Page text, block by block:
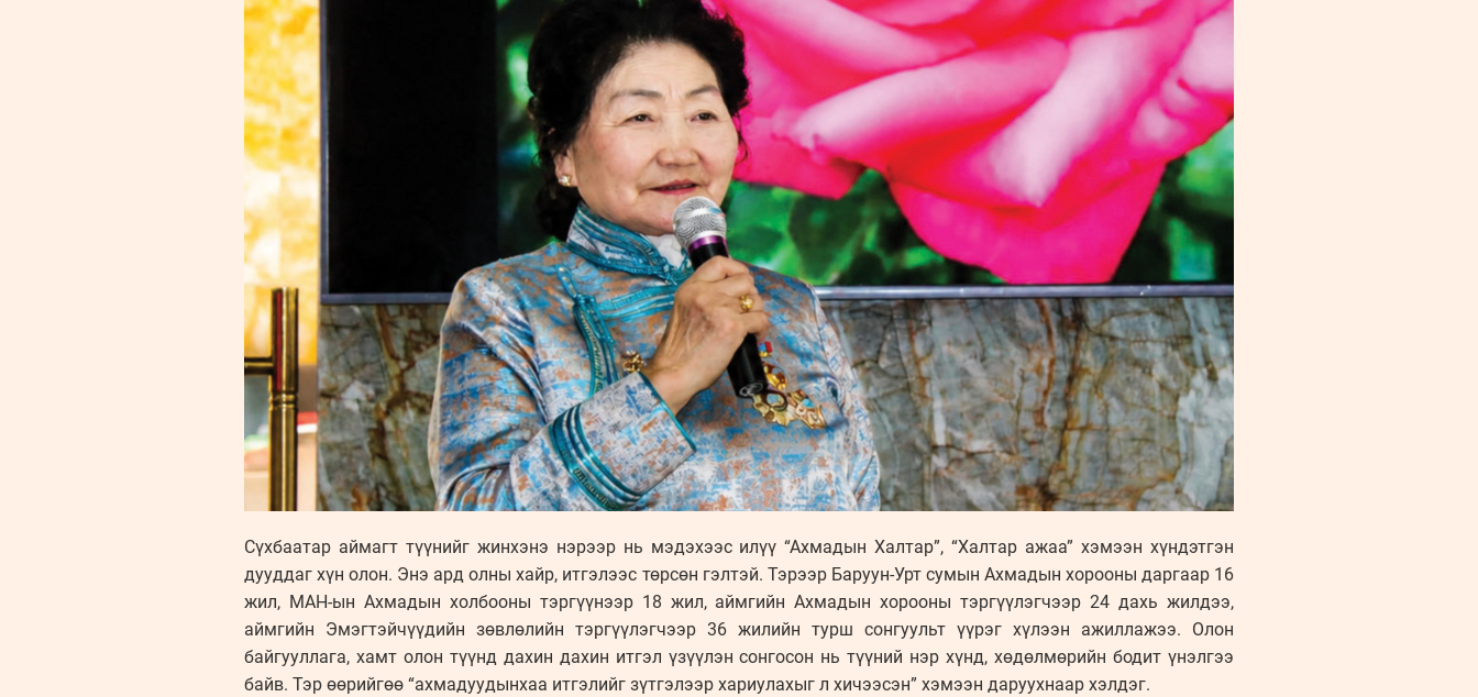
Сүхбаатар аймагт түүнийг жинхэнэ нэрээр нь мэдэхээс илүү “Ахмадын Халтар”, “Халтар ажаа” хэмээн хүндэтгэн
дууддаг хүн олон. Энэ ард олны хайр, итгэлээс төрсөн гэлтэй. Тэрээр Баруун-Урт сумын Ахмадын хорооны даргаар 16
жил, МАН-ын Ахмадын холбооны тэргүүнээр 18 жил, аймгийн Ахмадын хорооны тэргүүлэгчээр 24 дахь жилдээ,
аймгийн Эмэгтэйчүүдийн зөвлөлийн тэргүүлэгчээр 36 жилийн турш сонгуульт үүрэг хүлээн ажиллажээ. Олон
байгууллага, хамт олон түүнд дахин дахин итгэл үзүүлэн сонгосон нь түүний нэр хүнд, хөдөлмөрийн бодит үнэлгээ
байв. Тэр өөрийгөө “ахмадуудынхаа итгэлийг зүтгэлээр хариулахыг л хичээсэн” хэмээн даруухнаар хэлдэг.